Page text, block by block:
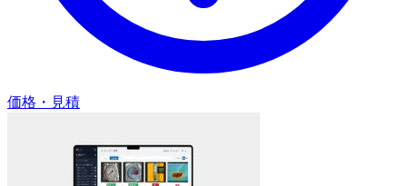
価格・見積